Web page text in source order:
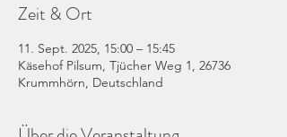
Zeit & Ort
11. Sept. 2025, 15:00 – 15:45
Käsehof Pilsum, Tjücher Weg 1, 26736
Krummhörn, Deutschland